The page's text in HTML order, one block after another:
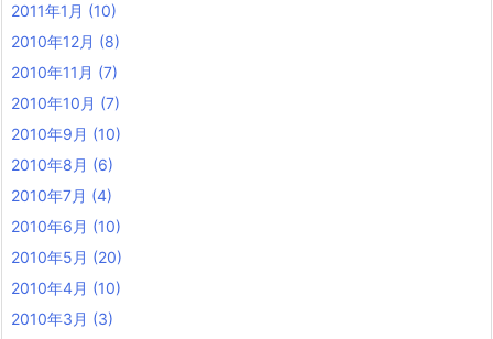
2011年1月 (10)
2010年12月 (8)
2010年11月 (7)
2010年10月 (7)
2010年9月 (10)
2010年8月 (6)
2010年7月 (4)
2010年6月 (10)
2010年5月 (20)
2010年4月 (10)
2010年3月 (3)